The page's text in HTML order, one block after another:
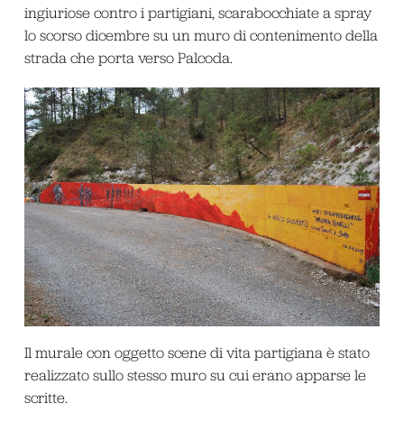
ingiuriose contro i partigiani, scarabocchiate a spray
lo scorso dicembre su un muro di contenimento della
strada che porta verso Palcoda.
Il murale con oggetto scene di vita partigiana è stato
realizzato sullo stesso muro su cui erano apparse le
scritte.